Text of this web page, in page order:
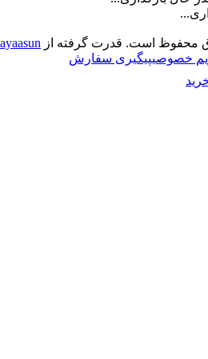
خصوصیپیگیری سفارش